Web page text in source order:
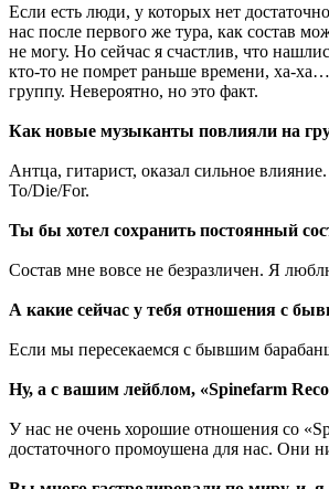
Если есть люди, у которых нет
нас после первого же тура, как состав
не могу. Но сейчас я счастлив, что
кто-то не помрет раньше времени, ха-
группу. Невероятно, но это факт.
Как новые музыканты повлияли на
Антца, гитарист, оказал сильное
To/Die/For.
Ты бы хотел сохранить постоянный
Состав мне вовсе не безразличен. Я
А какие сейчас у тебя отношения с
Если мы пересекаемся с бывшим
Ну, а с вашим лейблом, «Spinefarm
У нас не очень хорошие отношения со
достаточного промоушена для нас. Они